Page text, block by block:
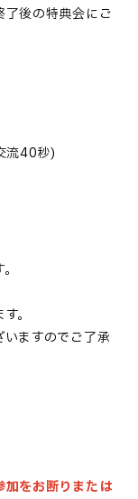
後の特典会にご
流40秒)
。
ますのでご了承
加をお断りまたは